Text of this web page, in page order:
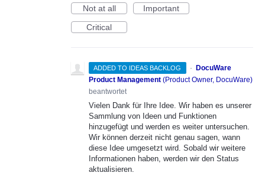
Not at all
Important
Critical
ADDED TO IDEAS BACKLOG · DocuWare
Product Management (Product Owner, DocuWare)
beantwortet
Vielen Dank für Ihre Idee. Wir haben es unserer
Sammlung von Ideen und Funktionen
hinzugefügt und werden es weiter untersuchen.
Wir können derzeit nicht genau sagen, wann
diese Idee umgesetzt wird. Sobald wir weitere
Informationen haben, werden wir den Status
aktualisieren.